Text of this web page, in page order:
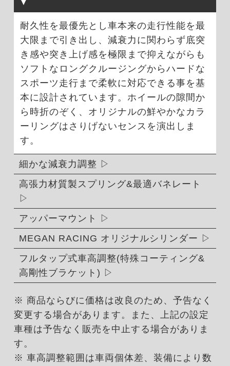
耐久性を最優先とし車本来の走行性能を最
大限まで引き出し、減衰力に関わらず底突
き感や突き上げ感を極限まで抑えながらも
ソフトなロングクルージングからハードな
スポーツ走行まで柔軟に対応できる事を基
本に設計されています。ホイールの隙間か
ら時折のぞく、オリジナルの鮮やかなカラ
ーリングはさりげないセンスを演出しま
す。
細かな減衰力調整
高張力材質製スプリング&最適バネレート
アッパーマウント
MEGAN RACING オリジナルシリンダー
フルタップ式車高調整(特殊コーティング&
高剛性ブラケット)
※ 商品ならびに価格は改良のため、予告なく
変更する場合があります。また、上記の設定
車種は予告なく販売を中止する場合がありま
す。
※ 車高調整範囲は車両個体差、装備により数